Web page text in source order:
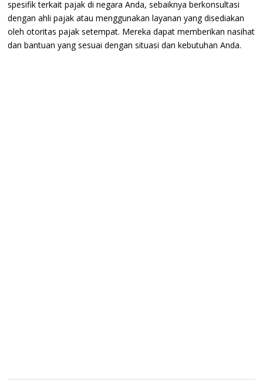
spesifik terkait pajak di negara Anda, sebaiknya berkonsultasi
dengan ahli pajak atau menggunakan layanan yang disediakan
oleh otoritas pajak setempat. Mereka dapat memberikan nasihat
dan bantuan yang sesuai dengan situasi dan kebutuhan Anda.